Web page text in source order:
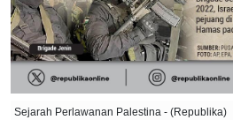
Sejarah Perlawanan Palestina - (Republika)